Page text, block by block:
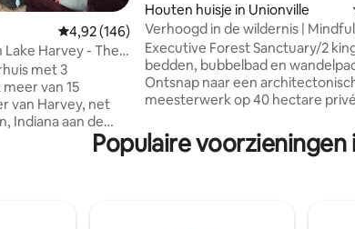
Gemiddelde beoordeling van 4,92 uit 5, 146
4,92 (146)
Harvey - The
met 3
van 15
van Harvey, net
Indiana aan de
Fish & Wildlife-
van het
Houten huisje in Unionville
Verhoogd in de wildernis |
| 2 kingsize bedden
Executive Forest Sanctuary/2
bedden, bubbelbad en
Ontsnap naar een
meesterwerk op 40 hectare
ontworpen voor professionals,
actieve volwassenen die op zoek
Populaire